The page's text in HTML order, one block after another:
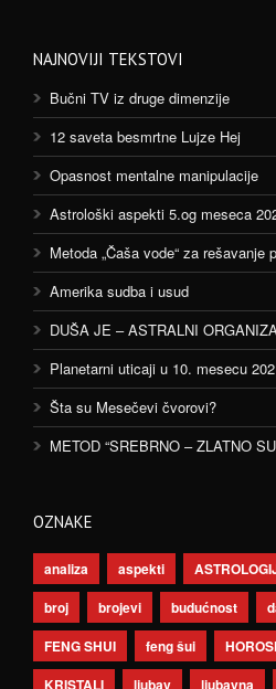
NAJNOVIJI TEKSTOVI
Bučni TV iz druge dimenzije
12 saveta besmrtne Lujze Hej
Opasnost mentalne manipulacije
Astrološki aspekti 5.og meseca
Metoda „Čaša vode“ za rešavanje
Amerika sudba i usud
DUŠA JE – ASTRALNI
Planetarni uticaji u 10. mesecu
Šta su Mesečevi čvorovi?
METOD “SREBRNO – ZLATNO
OZNAKE
analiza aspekti
broj
brojevi budućnost
FENG SHUI
feng šui
KRISTALI
ljubav ljubavna